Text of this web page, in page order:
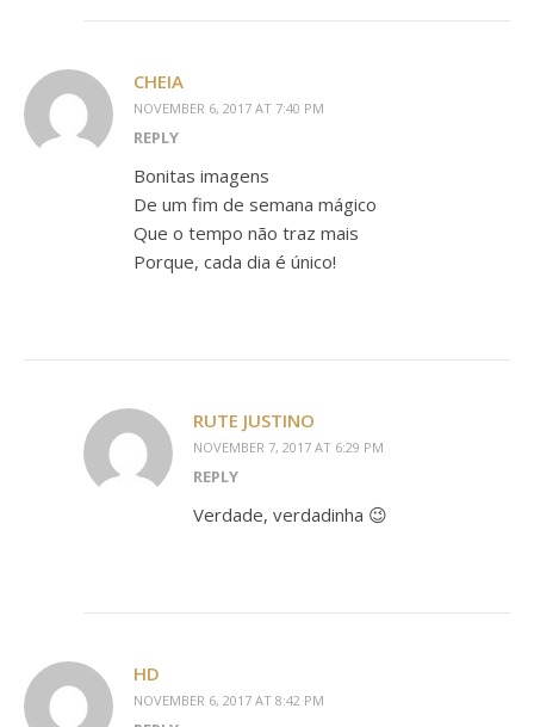
CHEIA
NOVEMBER 6, 2017 AT 7:40 PM
REPLY
Bonitas imagens
De um fim de semana mágico
Que o tempo não traz mais
Porque, cada dia é único!
RUTE JUSTINO
NOVEMBER 7, 2017 AT 6:29 PM
REPLY
Verdade, verdadinha 😉
HD
NOVEMBER 6, 2017 AT 8:42 PM